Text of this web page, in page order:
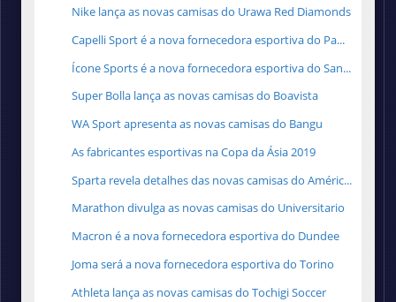
Nike lança as novas camisas do Urawa Red Diamonds
Capelli Sport é a nova fornecedora esportiva do Pa...
Ícone Sports é a nova fornecedora esportiva do San...
Super Bolla lança as novas camisas do Boavista
WA Sport apresenta as novas camisas do Bangu
As fabricantes esportivas na Copa da Ásia 2019
Sparta revela detalhes das novas camisas do Améric...
Marathon divulga as novas camisas do Universitario
Macron é a nova fornecedora esportiva do Dundee
Joma será a nova fornecedora esportiva do Torino
Athleta lança as novas camisas do Tochigi Soccer